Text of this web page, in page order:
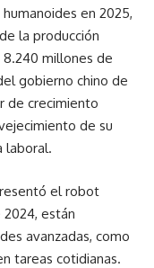
en 2025,
la producción
millones de
gobierno chino de
de crecimiento
de su
laboral.
el robot
están
avanzadas, como
tareas cotidianas.